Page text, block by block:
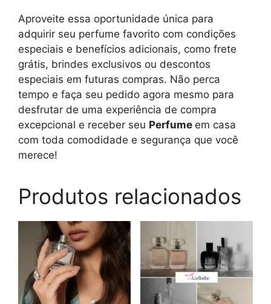
Aproveite essa oportunidade única para
adquirir seu perfume favorito com condições
especiais e benefícios adicionais, como frete
grátis, brindes exclusivos ou descontos
especiais em futuras compras. Não perca
tempo e faça seu pedido agora mesmo para
desfrutar de uma experiência de compra
excepcional e receber seu Perfume em casa
com toda comodidade e segurança que você
merece!
Produtos relacionados